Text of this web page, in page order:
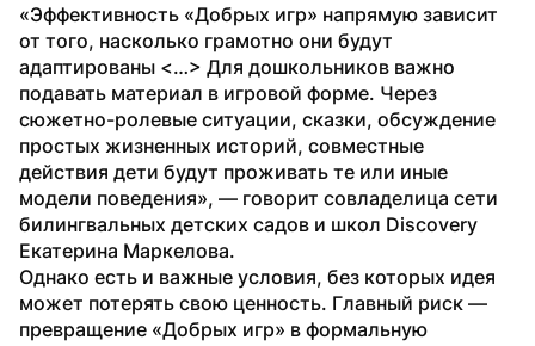
«Эффективность «Добрых игр» напрямую зависит
от того, насколько грамотно они будут
адаптированы <…> Для дошкольников важно
подавать материал в игровой форме. Через
сюжетно-ролевые ситуации, сказки, обсуждение
простых жизненных историй, совместные
действия дети будут проживать те или иные
модели поведения», — говорит совладелица сети
билингвальных детских садов и школ Discovery
Екатерина Маркелова.
Однако есть и важные условия, без которых идея
может потерять свою ценность. Главный риск —
превращение «Добрых игр» в формальную